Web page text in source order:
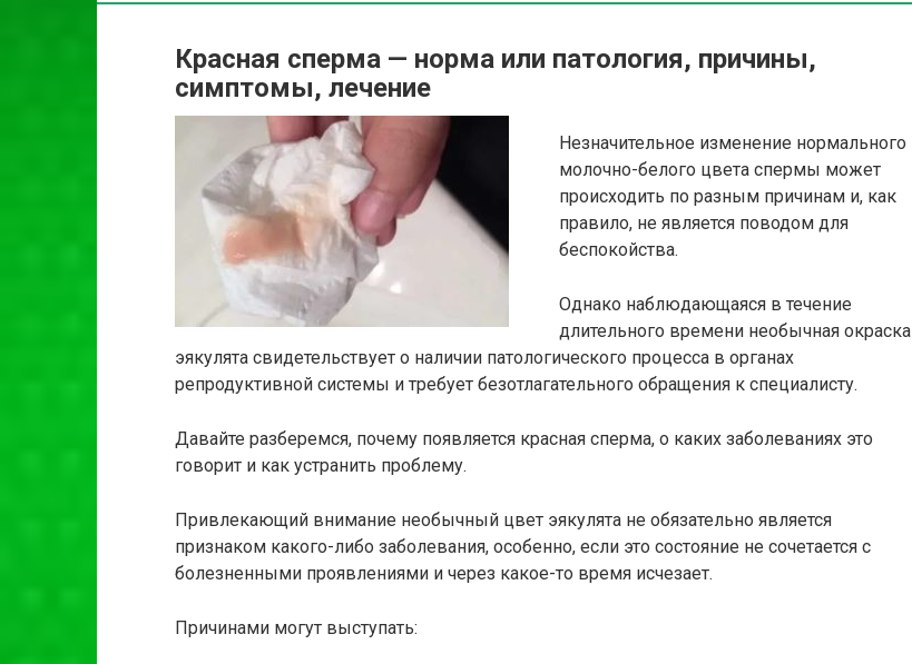
Красная сперма — норма или патология, причины,
симптомы, лечение
Незначительное изменение нормального
молочно-белого цвета спермы может
происходить по разным причинам и, как
правило, не является поводом для
беспокойства.
Однако наблюдающаяся в течение
длительного времени необычная окраска
эякулята свидетельствует о наличии патологического процесса в органах
репродуктивной системы и требует безотлагательного обращения к специалисту.
Давайте разберемся, почему появляется красная сперма, о каких заболеваниях это
говорит и как устранить проблему.
Привлекающий внимание необычный цвет эякулята не обязательно является
признаком какого-либо заболевания, особенно, если это состояние не сочетается с
болезненными проявлениями и через какое-то время исчезает.
Причинами могут выступать: